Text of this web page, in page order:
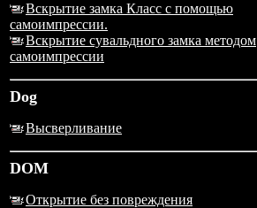
Вскрытие замка Класс с помощью
самоимпрессии.
Вскрытие сувальдного замка методом
самоимпрессии
Dog
Высверливание
DOM
Открытие без повреждения